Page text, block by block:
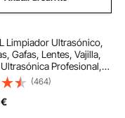
Limpiador Ultrasónico,
Gafas, Lentes, Vajilla,
Profesional,
32 x 17,8 x 31,2 cm
de Acero Inoxidable,
Trabajo de 0-99 minutos
(464)
€